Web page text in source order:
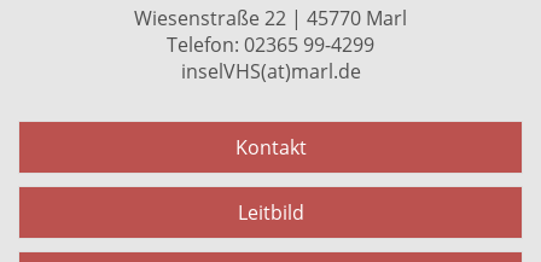
Wiesenstraße 22 | 45770 Marl
Telefon: 02365 99-4299
inselVHS(at)marl.de
Kontakt
Leitbild